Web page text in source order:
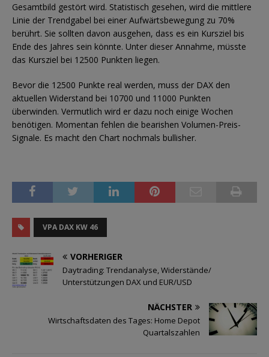
Gesamtbild gestört wird. Statistisch gesehen, wird die mittlere
Linie der Trendgabel bei einer Aufwärtsbewegung zu 70%
berührt. Sie sollten davon ausgehen, dass es ein Kursziel bis
Ende des Jahres sein könnte. Unter dieser Annahme, müsste
das Kursziel bei 12500 Punkten liegen.
Bevor die 12500 Punkte real werden, muss der DAX den
aktuellen Widerstand bei 10700 und 11000 Punkten
überwinden. Vermutlich wird er dazu noch einige Wochen
benötigen. Momentan fehlen die bearishen Volumen-Preis-
Signale. Es macht den Chart nochmals bullisher.
VPA DAX KW 46
VORHERIGER
Daytrading: Trendanalyse, Widerstände/
Unterstützungen DAX und EUR/USD
NÄCHSTER
Wirtschaftsdaten des Tages: Home Depot
Quartalszahlen